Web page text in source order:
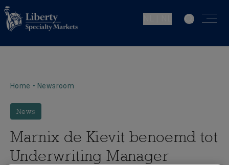
Home • Newsroom
News
Marnix de Kievit benoemd tot
Underwriting Manager